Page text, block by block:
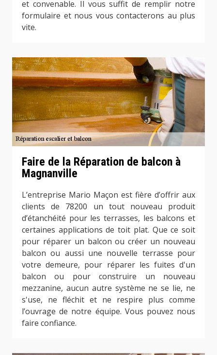
et convenable. Il vous suffit de remplir notre
formulaire et nous vous contacterons au plus
vite.
Faire de la Réparation de balcon à
Magnanville
L’entreprise Mario Maçon est fière d’offrir aux
clients de 78200 un tout nouveau produit
d’étanchéité pour les terrasses, les balcons et
certaines applications de toit plat. Que ce soit
pour réparer un balcon ou créer un nouveau
balcon ou aussi une nouvelle terrasse pour
votre demeure, pour réparer les fuites d'un
balcon ou pour construire un nouveau
mezzanine, aucun autre système ne se lie, ne
s'use, ne fléchit et ne respire plus comme
l’ouvrage de notre équipe. Vous pouvez nous
faire confiance.